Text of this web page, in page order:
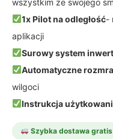
1x Pilot na odległość-
aplikacji
Surowy system
Automatyczne
wilgoci
Instrukcja
Szybka dostawa